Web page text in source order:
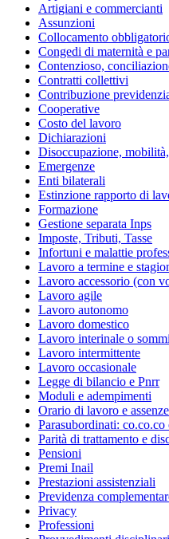
Artigiani e commercianti
Assunzioni
Collocamento
Congedi di maternità e
Contenzioso,
Contratti collettivi
Contribuzione
Cooperative
Costo del lavoro
Dichiarazioni
Disoccupazione,
Emergenze
Enti bilaterali
Estinzione rapporto di
Formazione
Gestione separata Inps
Imposte, Tributi, Tasse
Infortuni e malattie
Lavoro a termine e
Lavoro accessorio (con
Lavoro agile
Lavoro autonomo
Lavoro domestico
Lavoro interinale o
Lavoro intermittente
Lavoro occasionale
Legge di bilancio e Pnrr
Moduli e adempimenti
Orario di lavoro e assenze
Parasubordinati: co.co.co
Parità di trattamento e
Pensioni
Premi Inail
Prestazioni assistenziali
Previdenza
Privacy
Professioni